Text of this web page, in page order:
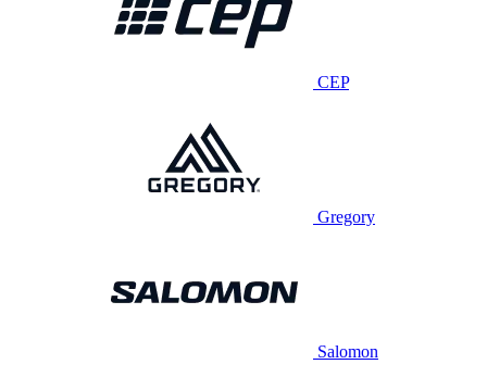
CEP
Gregory
Salomon